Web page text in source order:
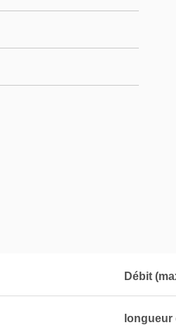
Débit
longueur